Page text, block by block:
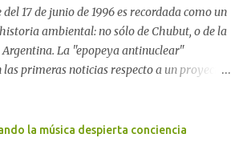
17 de junio de 1996 es recordada como un
ambiental: no sólo de Chubut, o de la
La "epopeya antinuclear"
las primeras noticias respecto a un proyecto
al respecto. En este artículo, la
la música despierta conciencia